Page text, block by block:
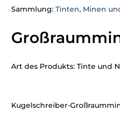
Sammlung:Tinten, Minen
Art des Produkts: Tinte und
Kugelschreiber-